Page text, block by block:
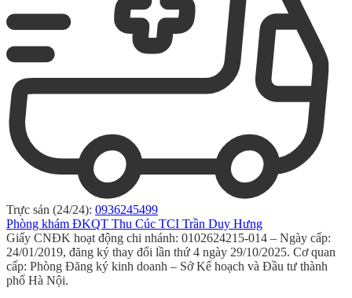
Trực sản (24/24): 0936245499
Phòng khám ĐKQT Thu Cúc TCI Trần Duy Hưng
Giấy CNĐK hoạt động chi nhánh: 0102624215-014 – Ngày cấp:
24/01/2019, đăng ký thay đổi lần thứ 4 ngày 29/10/2025. Cơ quan
cấp: Phòng Đăng ký kinh doanh – Sở Kế hoạch và Đầu tư thành
phố Hà Nội.